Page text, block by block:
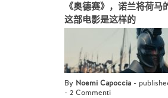
《奥德赛》，诺兰将荷马
这部电影是这样的
By Noemi Capoccia -
- 2 Commenti